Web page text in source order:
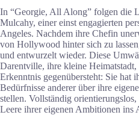
In “Georgie, All Along” folgen die
Mulcahy, einer einst engagierten
Angeles. Nachdem ihre Chefin
von Hollywood hinter sich zu
und entwurzelt wieder. Diese
Darentville, ihre kleine Heimatstadt,
Erkenntnis gegenübersteht: Sie hat
Bedürfnisse anderer über ihre
stellen. Vollständig
Leere ihrer eigenen Ambitionen ins